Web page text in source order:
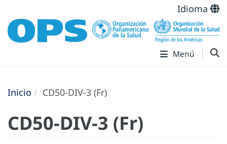
Idioma
Menú
Inicio CD50-DIV-3 (Fr)
CD50-DIV-3 (Fr)